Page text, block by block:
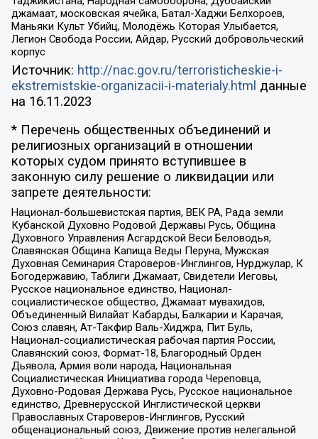
джамаат, московская ячейка, Батал-Хаджи Белхороев,
Маньяки Культ Убийц, Молодёжь Которая Улыбается,
Легион Свобода России, Айдар, Русский добровольческий
корпус
Источник: http://nac.gov.ru/terroristicheskie-i-
ekstremistskie-organizacii-i-materialy.html данные
на 16.11.2023
* Перечень общественных объединений и
религиозных организаций в отношении
которых судом принято вступившее в
законную силу решение о ликвидации или
запрете деятельности:
Национал-большевистская партия, ВЕК РА, Рада земли
Кубанской Духовно Родовой Державы Русь, Община
Духовного Управления Асгардской Веси Беловодья,
Славянская Община Капища Веды Перуна, Мужская
Духовная Семинария Староверов-Инглингов, Нурджулар, К
Богодержавию, Таблиги Джамаат, Свидетели Иеговы,
Русское национальное единство, Национал-
социалистическое общество, Джамаат мувахидов,
Объединенный Вилайат Кабарды, Балкарии и Карачая,
Союз славян, Ат-Такфир Валь-Хиджра, Пит Буль,
Национал-социалистическая рабочая партия России,
Славянский союз, Формат-18, Благородный Орден
Дьявола, Армия воли народа, Национальная
Социалистическая Инициатива города Череповца,
Духовно-Родовая Держава Русь, Русское национальное
единство, Древнерусской Инглистической церкви
Православных Староверов-Инглингов, Русский
общенациональный союз, Движение против нелегальной